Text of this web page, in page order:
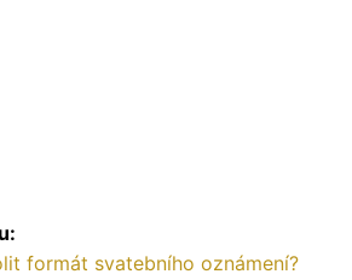
formát svatebního oznámení?